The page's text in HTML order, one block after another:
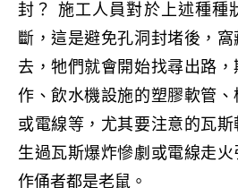
封？ 施工人員對於上述種種
斷，這是避免孔洞封堵後，
去，牠們就會開始找尋出路
作、飲水機設施的塑膠軟管
或電線等，尤其要注意的瓦
生過瓦斯爆炸慘劇或電線走
作俑者都是老鼠。